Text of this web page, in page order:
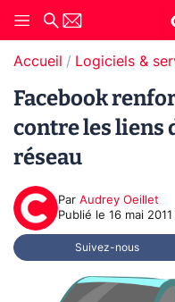
Accueil Logiciels &
Facebook
contre les liens
réseau
Par Audrey Oeillet
Publié le 16 mai 2011
Suivez-nous